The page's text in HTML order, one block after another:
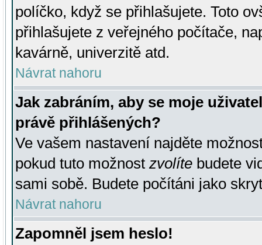
políčko, když se přihlašujete. Toto
přihlašujete z veřejného počítače,
kavárně, univerzitě atd.
Návrat nahoru
Jak zabráním, aby se moje
právě přihlášených?
Ve vašem nastavení najděte
pokud tuto možnost zvolíte budete
sami sobě. Budete počítáni jako
Návrat nahoru
Zapomněl jsem heslo!